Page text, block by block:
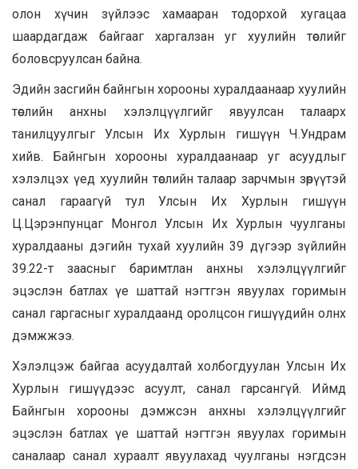
олон хүчин зүйлээс хамааран тодорхой хугацаа
шаардагдаж байгааг харгалзан уг хуулийн төслийг
боловсруулсан байна.
Эдийн засгийн байнгын хорооны хуралдаанаар хуулийн
төслийн анхны хэлэлцүүлгийг явуулсан талаарх
танилцуулгыг Улсын Их Хурлын гишүүн Ч.Ундрам
хийв. Байнгын хорооны хуралдаанаар уг асуудлыг
хэлэлцэх үед хуулийн төслийн талаар зарчмын зөрүүтэй
санал гараагүй тул Улсын Их Хурлын гишүүн
Ц.Цэрэнпунцаг Монгол Улсын Их Хурлын чуулганы
хуралдааны дэгийн тухай хуулийн 39 дүгээр зүйлийн
39.22-т заасныг баримтлан анхны хэлэлцүүлгийг
эцэслэн батлах үе шаттай нэгтгэн явуулах горимын
санал гаргасныг хуралдаанд оролцсон гишүүдийн олнх
дэмжжээ.
Хэлэлцэж байгаа асуудалтай холбогдуулан Улсын Их
Хурлын гишүүдээс асуулт, санал гарсангүй. Иймд
Байнгын хорооны дэмжсэн анхны хэлэлцүүлгийг
эцэслэн батлах үе шаттай нэгтгэн явуулах горимын
саналаар санал хураалт явуулахад чуулганы нэгдсэн